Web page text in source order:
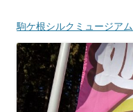
駒ケ根シルクミュージアム